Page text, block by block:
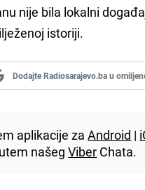
nije bila lokalni
istoriji.
Dodajte Radiosarajevo.ba u
aplikacije zaAndroid |
našegViber Chata.